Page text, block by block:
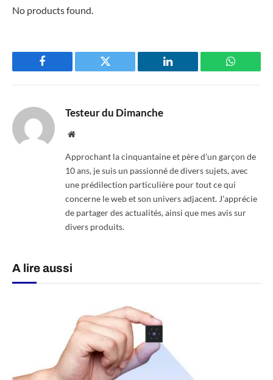
No products found.
Facebook Twitter LinkedIn
Testeur du Dimanche
Website
Approchant la cinquantaine et père d'un garçon de
10 ans, je suis un passionné de divers sujets, avec
une prédilection particulière pour tout ce qui
concerne le web et son univers adjacent. J'apprécie
de partager des actualités, ainsi que mes avis sur
divers produits.
A lire aussi